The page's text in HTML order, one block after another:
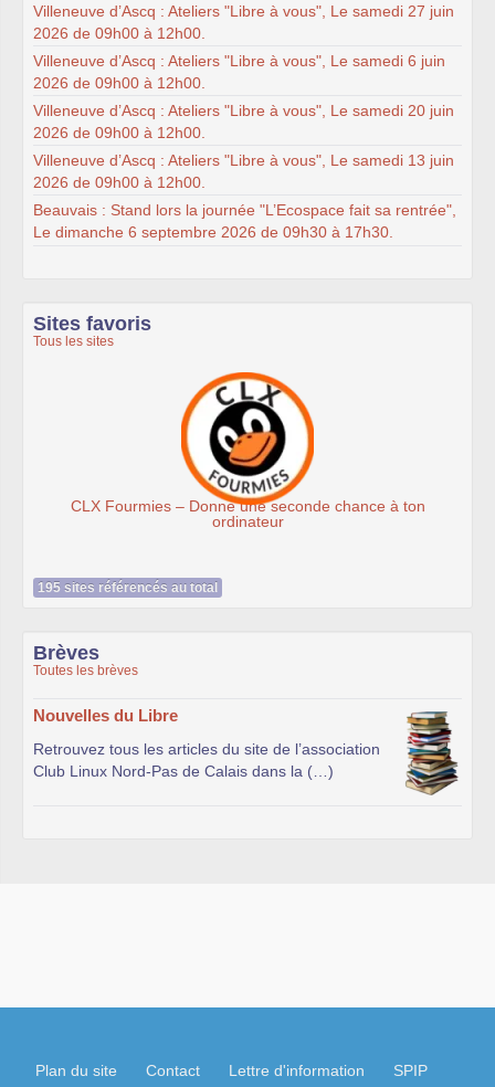
Villeneuve d’Ascq : Ateliers "Libre à vous", Le samedi 27 juin
2026 de 09h00 à 12h00.
Villeneuve d’Ascq : Ateliers "Libre à vous", Le samedi 6 juin
2026 de 09h00 à 12h00.
Villeneuve d’Ascq : Ateliers "Libre à vous", Le samedi 20 juin
2026 de 09h00 à 12h00.
Villeneuve d’Ascq : Ateliers "Libre à vous", Le samedi 13 juin
2026 de 09h00 à 12h00.
Beauvais : Stand lors la journée "L’Ecospace fait sa rentrée",
Le dimanche 6 septembre 2026 de 09h30 à 17h30.
Sites favoris
Tous les sites
chance à ton Association Éthiciel
195 sites référencés au total
Brèves
Toutes les brèves
Nouvelles du Libre
Retrouvez tous les articles du site de l’association
Club Linux Nord-Pas de Calais dans la (…)
Plan du site Contact Lettre d'information SPIP